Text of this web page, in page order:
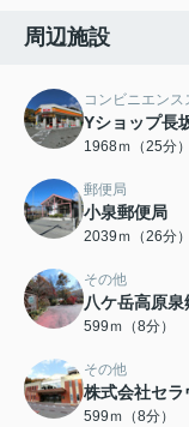
周辺施設
コンビニエンス
Yショップ長
1968ｍ（25分）
郵便局
小泉郵便局
2039ｍ（26分）
その他
八ケ岳高原泉
599ｍ（8分）
その他
株式会社セ
599ｍ（8分）